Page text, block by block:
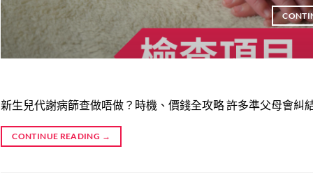
新生兒代謝病篩查做唔做？時機、價錢全攻略 許多準父母會
CONTINUE READING →